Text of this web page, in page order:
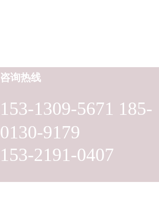
153-1309-5671 185-
0130-9179
153-2191-0407
咨询热线